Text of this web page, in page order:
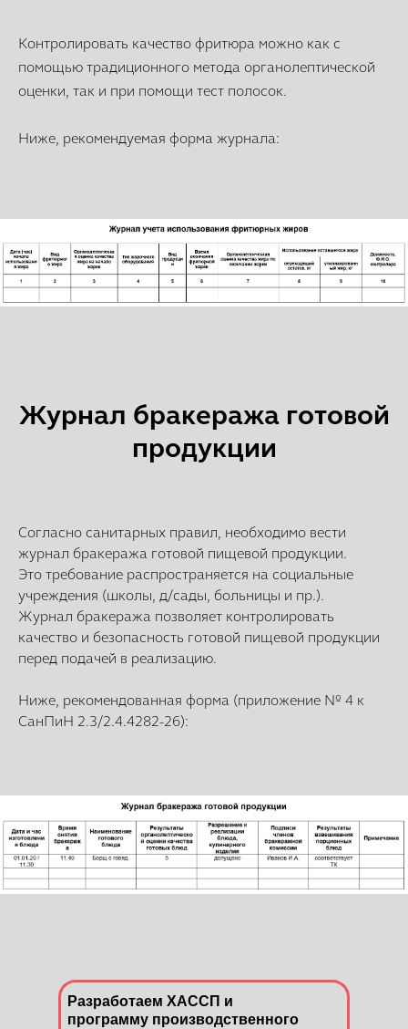
Контролировать качество фритюра можно как с
помощью традиционного метода органолептической
оценки, так и при помощи тест полосок.
Ниже, рекомендуемая форма журнала:
Журнал бракеража готовой
продукции
Согласно санитарных правил, необходимо вести
журнал бракеража готовой пищевой продукции.
Это требование распространяется на социальные
учреждения (школы, д/сады, больницы и пр.).
Журнал бракеража позволяет контролировать
качество и безопасность готовой пищевой продукции
перед подачей в реализацию.
Ниже, рекомендованная форма (приложение № 4 к
СанПиН 2.3/2.4.4282-26):
Разработаем ХАССП и
программу производственного